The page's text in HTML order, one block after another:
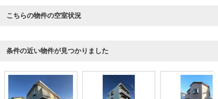
こちらの物件の空室状況
条件の近い物件が見つかりました